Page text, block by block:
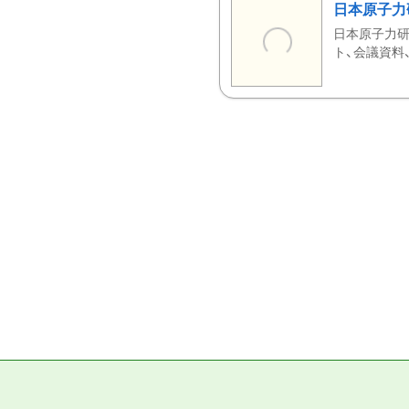
日本原子
日本原子力
ト、会議資